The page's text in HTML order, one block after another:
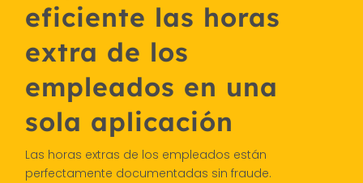
eficiente las horas
extra de los
empleados en una
sola aplicación
Las horas extras de los empleados están
perfectamente documentadas sin fraude.